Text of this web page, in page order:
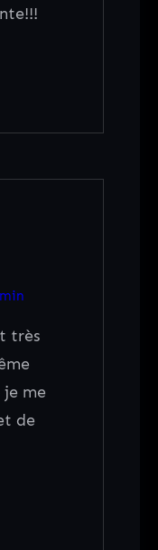
très
je me
de